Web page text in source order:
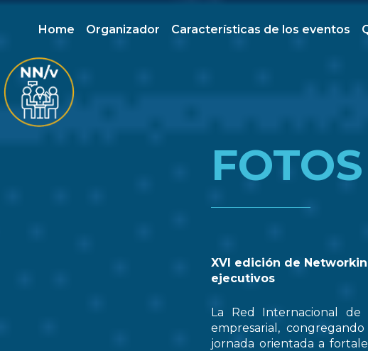
Home Organizador Características de los eventos
XVI edición de
ejecutivos
La Red Internacional
empresarial,
jornada orientada a